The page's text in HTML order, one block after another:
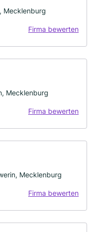
Mecklenburg
Firma bewerten
Mecklenburg
Firma bewerten
Mecklenburg
Firma bewerten